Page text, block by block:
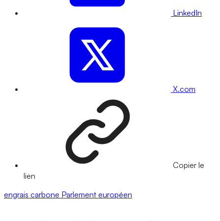
LinkedIn
X.com
Copier le
lien
engrais carbone Parlement européen